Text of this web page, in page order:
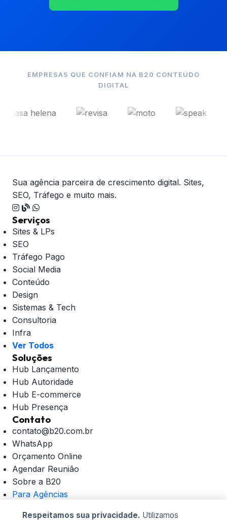
EMPRESAS QUE CONFIAM NA B20 CONTEÚDO
DIGITAL
Sua agência parceira de crescimento digital. Sites,
SEO, Tráfego e muito mais.
Serviços
Sites & LPs
SEO
Tráfego Pago
Social Media
Conteúdo
Design
Sistemas & Tech
Consultoria
Infra
Ver Todos
Soluções
Hub Lançamento
Hub Autoridade
Hub E-commerce
Hub Presença
Contato
contato@b20.com.br
WhatsApp
Orçamento Online
Agendar Reunião
Sobre a B20
Para Agências
Respeitamos sua privacidade. Utilizamos